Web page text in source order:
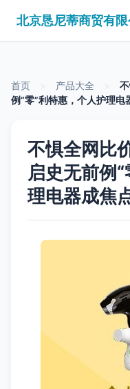
北京恳尼蒂商贸有限
首页 产品大全
例“零”利特惠，个人护理电
不惧全网比
启史无前例
理电器成焦